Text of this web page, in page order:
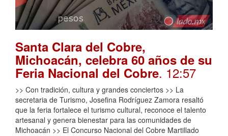
Santa Clara del Cobre,
Michoacán, celebra 60 años de su
Feria Nacional del Cobre. 12:57
>> Con tradición, cultura y grandes conciertos >> La
secretaria de Turismo, Josefina Rodríguez Zamora resaltó
que la feria fortalece el turismo cultural, reconoce el talento
artesanal y genera bienestar para las comunidades de
Michoacán >> El Concurso Nacional del Cobre Martillado